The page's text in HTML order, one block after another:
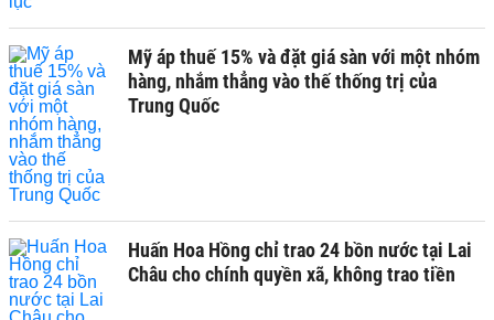
Mỹ áp thuế 15% và đặt giá sàn với một nhóm
hàng, nhắm thẳng vào thế thống trị của
Trung Quốc
Huấn Hoa Hồng chỉ trao 24 bồn nước tại Lai
Châu cho chính quyền xã, không trao tiền